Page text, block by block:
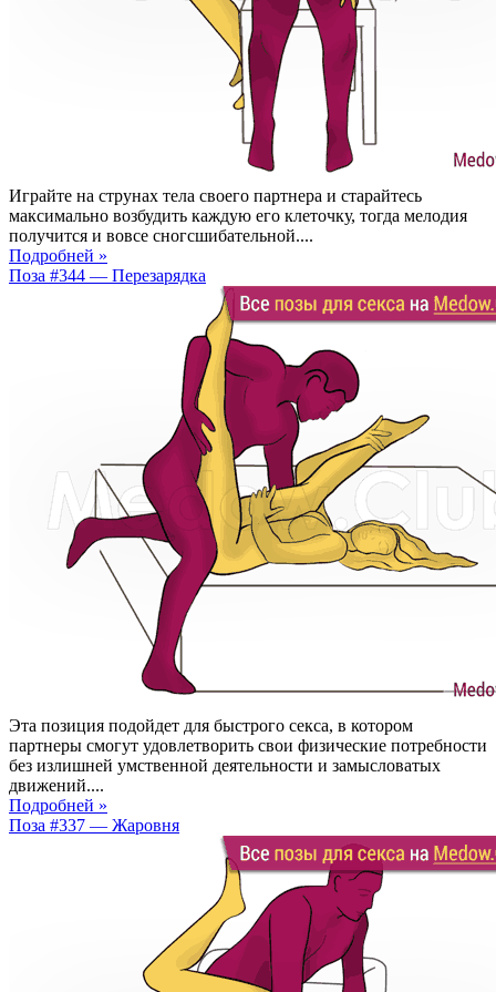
Играйте на струнах тела своего партнера и старайтесь
максимально возбудить каждую его клеточку, тогда мелодия
получится и вовсе сногсшибательной....
Подробней »
Поза #344 — Перезарядка
Эта позиция подойдет для быстрого секса, в котором
партнеры смогут удовлетворить свои физические потребности
без излишней умственной деятельности и замысловатых
движений....
Подробней »
Поза #337 — Жаровня